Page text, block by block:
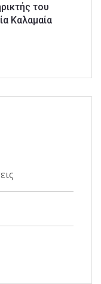
του
Καλαμαία